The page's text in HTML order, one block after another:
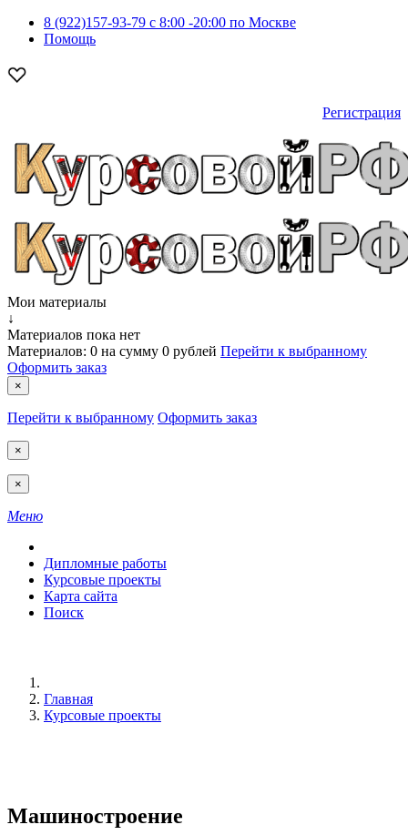
8 (922)157-93-79 c 8:00 -20:00 по Москве
Помощь
Регистрация
Мои материалы
↓
Материалов пока нет
Материалов: 0 на сумму 0 рублей Перейти к выбранному
Оформить заказ
×
Перейти к выбранному Оформить заказ
×
×
Меню
Дипломные работы
Курсовые проекты
Карта сайта
Поиск
Главная
Курсовые проекты
Машиностроение